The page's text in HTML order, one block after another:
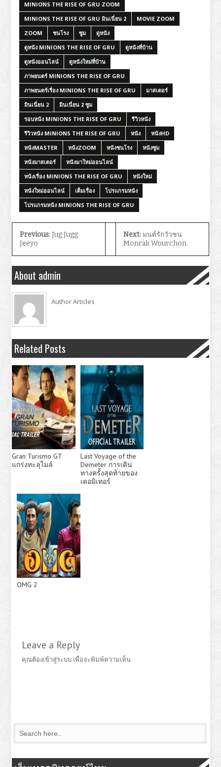
MINIONS THE RISE OF GRU ZOOM
MINIONS THE RISE OF GRU มินเนี่ยน 2
MOVIE ZOOM
ZOOM
ชนโรง ซูม
ดูหนัง
ดูหนัง MINIONS THE RISE OF GRU
ดูหนังที่บ้าน
ดูหนังออนไลน์
ดูหนังใหม่ที่บ้าน
ภาพยนตร์ MINIONS THE RISE OF GRU
ภาพยนตร์เรื่อง MINIONS THE RISE OF GRU
มาสเตอร์
มินเนี่ยน 2
มินเนี่ยน 2 ซูม
รอบหนัง MINIONS THE RISE OF GRU
รีวิวหนัง
รีวิวหนัง MINIONS THE RISE OF GRU
หนัง
หนังHD
หนังMASTER
หนังZOOM หนังชนโรง
หนังซูม
หนังมาสเตอร์
หนังมาใหม่ออนไลน์
หนังเรื่อง MINIONS THE RISE OF GRU
หนังใหม่
หนังใหม่ออนไลน์
เต็มเรื่อง
โปรแกรมหนัง
โปรแกรมหนัง MINIONS THE RISE OF GRU
Previous:Jug Jugg
Jeeyo
Next: มนต์รักวัวชน
Monrak Wourchon
About admin
Author Articles
Related Posts
Gran Turismo GT
แกร่งทะลุไมล์
Last Voyage of the
Demeter การเดิน
ทางครั้งสุดท้ายของ
เดอมิเทอร์
OMG 2
Leave a Reply
คุณต้องเข้าสู่ระบบ เพื่อจะพิมพ์ความเห็น